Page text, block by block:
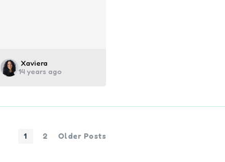
Posted
by
Xaviera
14 years ago
1 2 Older Posts